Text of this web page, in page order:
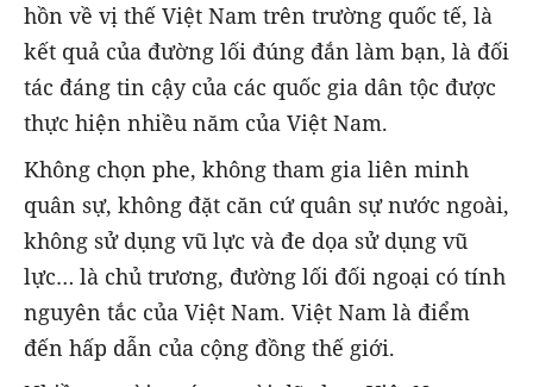
hồn về vị thế Việt Nam trên trường quốc tế, là
kết quả của đường lối đúng đắn làm bạn, là đối
tác đáng tin cậy của các quốc gia dân tộc được
thực hiện nhiều năm của Việt Nam.
Không chọn phe, không tham gia liên minh
quân sự, không đặt căn cứ quân sự nước ngoài,
không sử dụng vũ lực và đe dọa sử dụng vũ
lực… là chủ trương, đường lối đối ngoại có tính
nguyên tắc của Việt Nam. Việt Nam là điểm
đến hấp dẫn của cộng đồng thế giới.